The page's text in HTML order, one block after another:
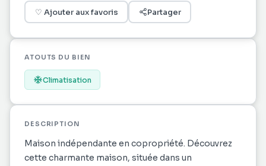
♡ Ajouter aux favoris Partager
ATOUTS DU BIEN
Climatisation
DESCRIPTION
Maison indépendante en copropriété. Découvrez
cette charmante maison, située dans un